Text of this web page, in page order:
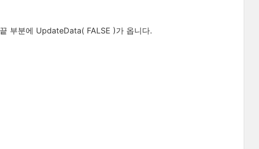
부분에 UpdateData( FALSE )가 옵니다.